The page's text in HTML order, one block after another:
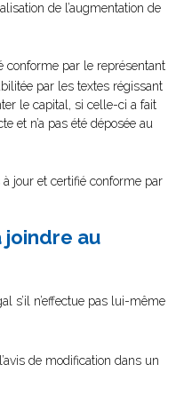
de l’augmentation de
conforme par le représentant
par les textes régissant
le capital, si celle-ci a fait
et n’a pas été déposée au
jour et certifié conforme par
joindre au
s’il n’effectue pas lui-même
de modification dans un